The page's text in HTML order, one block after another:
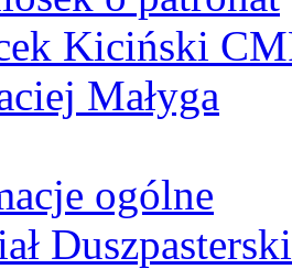
Kiciński
Małyga
ogólne
Duszpasterski